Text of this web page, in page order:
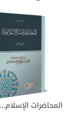
المحاضرات الإسلام...